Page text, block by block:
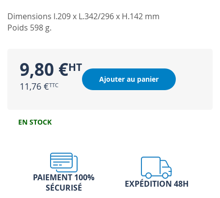
Dimensions l.209 x L.342/296 x H.142 mm
Poids 598 g.
9,80 €
11,76 €
Ajouter au panier
EN STOCK
PAIEMENT 100%
SÉCURISÉ
EXPÉDITION 48H